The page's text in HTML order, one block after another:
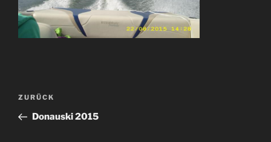
Beitragsnavigation
Vorheriger
Beitrag
ZURÜCK
Donauski 2015